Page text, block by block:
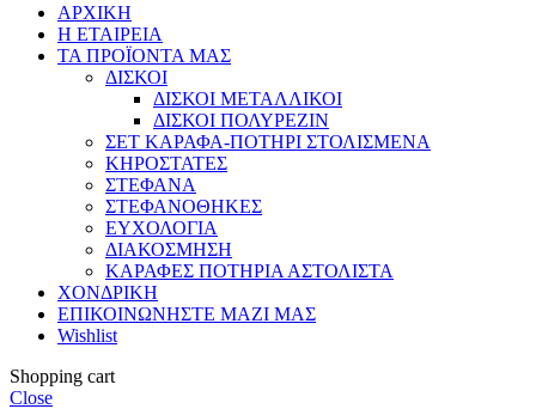
ΑΡΧΙΚΗ
Η ΕΤΑΙΡΕΙΑ
ΤΑ ΠΡΟΪΟΝΤΑ ΜΑΣ
ΔΙΣΚΟΙ
ΔΙΣΚΟΙ ΜΕΤΑΛΛΙΚΟΙ
ΔΙΣΚΟΙ ΠΟΛΥΡΕΖΙΝ
ΣΕΤ ΚΑΡΑΦΑ-ΠΟΤΗΡΙ ΣΤΟΛΙΣΜΕΝΑ
ΚΗΡΟΣΤΑΤΕΣ
ΣΤΕΦΑΝΑ
ΣΤΕΦΑΝΟΘΗΚΕΣ
ΕΥΧΟΛΟΓΙΑ
ΔΙΑΚΟΣΜΗΣΗ
ΚΑΡΑΦΕΣ ΠΟΤΗΡΙΑ ΑΣΤΟΛΙΣΤΑ
ΧΟΝΔΡΙΚΗ
ΕΠΙΚΟΙΝΩΝΗΣΤΕ ΜΑΖΙ ΜΑΣ
Wishlist
Shopping cart
Close